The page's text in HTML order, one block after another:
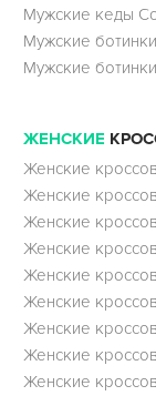
Мужские кеды
Мужские
Мужские
ЖЕНСКИЕ
Женские
Женские
Женские
Женские
Женские
Женские
Женские
Женские
Женские